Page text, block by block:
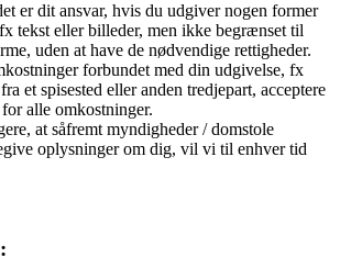
er dit ansvar, hvis du udgiver nogen former
tekst eller billeder, men ikke begrænset til
uden at have de nødvendige rettigheder.
forbundet med din udgivelse, fx
et spisested eller anden tredjepart, acceptere
alle omkostninger.
at såfremt myndigheder / domstole
oplysninger om dig, vil vi til enhver tid